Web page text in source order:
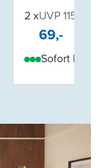
2 xUVP 115,-
69,-
Sofort